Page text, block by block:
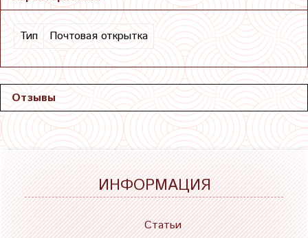
Тип Почтовая открытка
Отзывы
ИНФОРМАЦИЯ
Статьи